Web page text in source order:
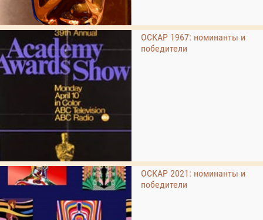
ОСКАР 1967: номинанты и
победители
ОСКАР 2021: номинанты и
победители